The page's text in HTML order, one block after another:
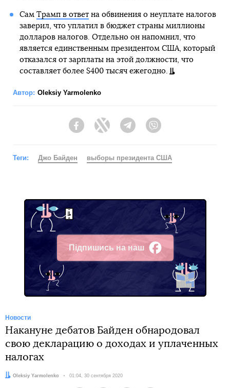
Сам Трамп в ответна обвинения о неуплате налогов
заверил, что уплатил в бюджет страны миллионы
долларов налогов. Отдельно он напомнил, что
является единственным президентом США, который
отказался от зарплаты на этой должности, что
составляет более $400 тысяч ежегодно.
Автор: Oleksiy Yarmolenko
FacebookTwitter Telegram
Теги: Джо Байден выборы президента США
Підпишись на наш
Facebook
Новости
Накануне дебатов Байден обнародовал
свою декларацию о доходах и уплаченных
налогах
Автор:
Oleksiy Yarmolenko Дата:
01:04, 30 сентября 2020